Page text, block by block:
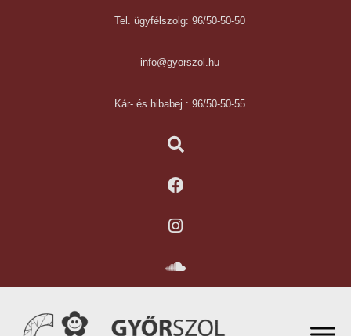
Tel. ügyfélszolg: 96/50-50-50
info@gyorszol.hu
Kár- és hibabej.: 96/50-50-55